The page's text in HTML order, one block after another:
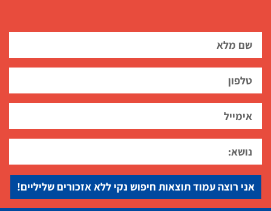
אני רוצה עמוד תוצאות חיפוש נקי ללא אזכורים שליליים!